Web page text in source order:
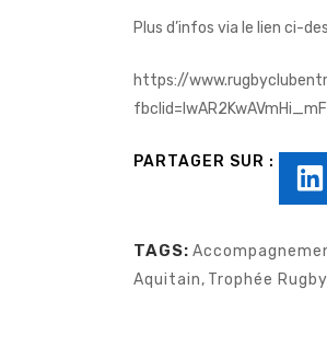
Plus d’infos via le lien ci-
https://
TAGS:
Aquitain, Trophée